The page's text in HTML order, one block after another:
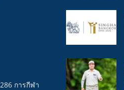
การกีฬา